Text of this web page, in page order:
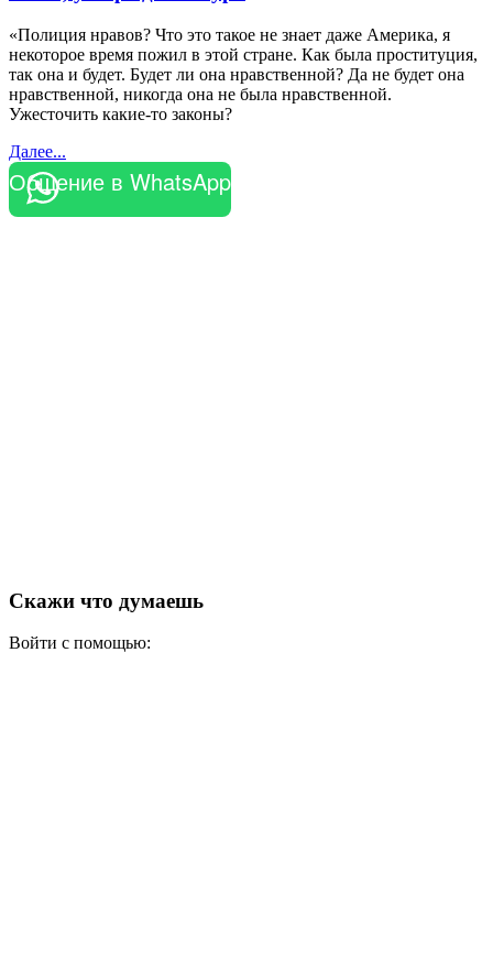
«Полиция нравов? Что это такое не знает даже Америка, я
некоторое время пожил в этой стране. Как была проституция,
так она и будет. Будет ли она нравственной? Да не будет она
нравственной, никогда она не была нравственной.
Ужесточить какие-то законы?
Далее...
Общение в WhatsApp
Скажи что думаешь
Войти с помощью: